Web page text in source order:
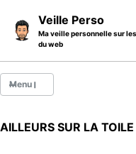
Veille Perso
Ma veille personnelle sur
du web
Menu
AILLEURS SUR LA TOILE